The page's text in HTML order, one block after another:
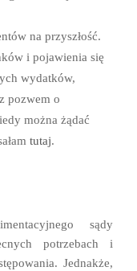
na przyszłość.
i pojawienia się
wydatków,
pozwem o
można żądać
tutaj.
sądy
potrzebach i
Jednakże,